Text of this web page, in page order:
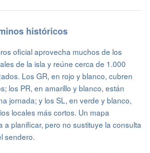
históricos
oficial aprovecha muchos de los
de la isla y reúne cerca de 1.000
Los GR, en rojo y blanco, cubren
los PR, en amarillo y blanco, están
jornada; y los SL, en verde y blanco,
locales más cortos. Un mapa
a planificar, pero no sustituye la consulta
sendero.